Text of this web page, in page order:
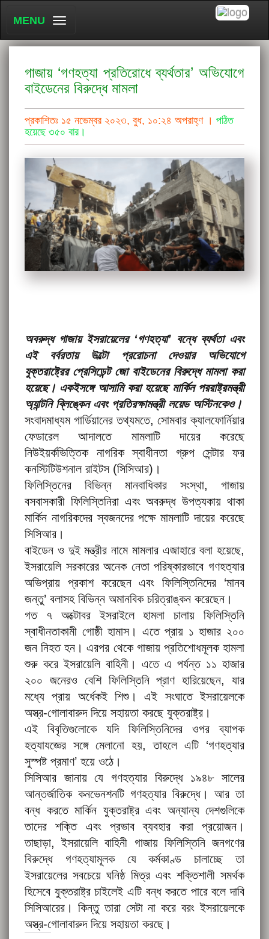
MENU
গাজায় ‘গণহত্যা প্রতিরোধে ব্যর্থতার’ অভিযোগে
বাইডেনের বিরুদ্ধে মামলা
প্রকাশিতঃ ১৫ নভেম্বর ২০২৩, বুধ, ১০:২৪ অপরাহ্ণ । পঠিত
হয়েছে ৩৫০ বার।
অবরুদ্ধ গাজায় ইসরায়েলের ‘গণহত্যা’ বন্ধে ব্যর্থতা এবং
এই বর্বরতায় উল্টো প্ররোচনা দেওয়ার অভিযোগে
যুক্তরাষ্ট্রের প্রেসিডেন্ট জো বাইডেনের বিরুদ্ধে মামলা করা
হয়েছে। একইসঙ্গে আসামি করা হয়েছে মার্কিন পররাষ্ট্রমন্ত্রী
অ্যান্টনি ব্লিঙ্কেন এবং প্রতিরক্ষামন্ত্রী লয়েড অস্টিনকেও।
সংবাদমাধ্যম গার্ডিয়ানের তথ্যমতে, সোমবার ক্যালফোর্নিয়ার
ফেডারেল আদালতে মামলাটি দায়ের করেছে
নিউইয়র্কভিত্তিক নাগরিক স্বাধীনতা গ্রুপ সেন্টার ফর
কনস্টিটিউশনাল রাইটস (সিসিআর)।
ফিলিস্তিনের বিভিন্ন মানবাধিকার সংস্থা, গাজায়
বসবাসকারী ফিলিস্তিনিরা এবং অবরুদ্ধ উপত্যকায় থাকা
মার্কিন নাগরিকদের স্বজনদের পক্ষে মামলাটি দায়ের করেছে
সিসিআর।
বাইডেন ও দুই মন্ত্রীর নামে মামলার এজাহারে বলা হয়েছে,
ইসরায়েলি সরকারের অনেক নেতা পরিষ্কারভাবে গণহত্যার
অভিপ্রায় প্রকাশ করেছেন এবং ফিলিস্তিনিদের ‘মানব
জন্তু’ বলাসহ বিভিন্ন অমানবিক চরিত্রাঙ্কন করেছেন।
গত ৭ অক্টোবর ইসরাইলে হামলা চালায় ফিলিস্তিনি
স্বাধীনতাকামী গোষ্ঠী হামাস। এতে প্রায় ১ হাজার ২০০
জন নিহত হন। এরপর থেকে গাজায় প্রতিশোধমূলক হামলা
শুরু করে ইসরায়েলি বাহিনী। এতে এ পর্যন্ত ১১ হাজার
২০০ জনেরও বেশি ফিলিস্তিনি প্রাণ হারিয়েছেন, যার
মধ্যে প্রায় অর্ধেকই শিশু। এই সংঘাতে ইসরায়েলকে
অস্ত্র-গোলাবারুদ দিয়ে সহায়তা করছে যুক্তরাষ্ট্র।
এই বিবৃতিগুলোকে যদি ফিলিস্তিনিদের ওপর ব্যাপক
হত্যাযজ্ঞের সঙ্গে মেলানো হয়, তাহলে এটি ‘গণহত্যার
সুস্পষ্ট প্রমাণ’ হয়ে ওঠে।
সিসিআর জানায় যে গণহত্যার বিরুদ্ধে ১৯৪৮ সালের
আন্তর্জাতিক কনভেনশনটি গণহত্যার বিরুদ্ধে। আর তা
বন্ধ করতে মার্কিন যুক্তরাষ্ট্র এবং অন্যান্য দেশগুলিকে
তাদের শক্তি এবং প্রভাব ব্যবহার করা প্রয়োজন।
তাছাড়া, ইসরায়েলি বাহিনী গাজায় ফিলিস্তিনি জনগণের
বিরুদ্ধে গণহত্যামূলক যে কর্মকাণ্ড চালাচ্ছে তা
ইসরায়েলের সবচেয়ে ঘনিষ্ঠ মিত্র এবং শক্তিশালী সমর্থক
হিসেবে যুক্তরাষ্ট্র চাইলেই এটি বন্ধ করতে পারে বলে দাবি
সিসিআরের। কিন্তু তারা সেটা না করে বরং ইসরায়েলকে
অস্ত্র-গোলাবারুদ দিয়ে সহায়তা করছে।